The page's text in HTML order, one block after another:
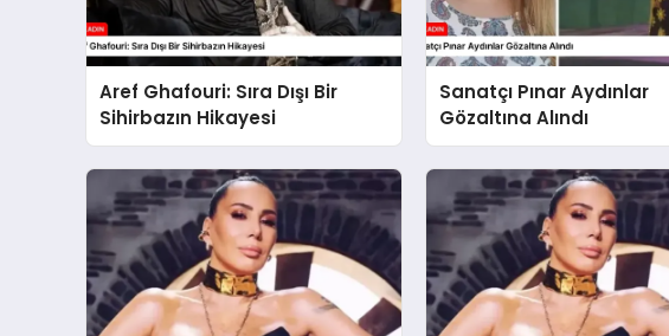
Aref Ghafouri: Sıra Dışı Bir
Sihirbazın Hikayesi
Sanatçı Pınar Aydınlar
Gözaltına Alındı